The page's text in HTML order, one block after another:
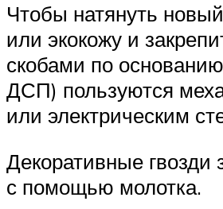
Чтобы натянуть
или экокожу и
скобами по
ДСП) пользуются
или электрическим
Декоративные гвозди
с помощью молотка.